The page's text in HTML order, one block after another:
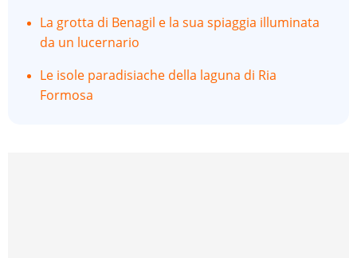
La grotta di Benagil e la sua spiaggia illuminata
da un lucernario
Le isole paradisiache della laguna di Ria
Formosa